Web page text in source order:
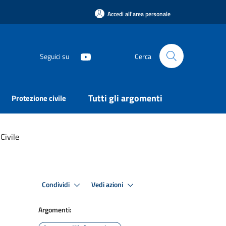
Accedi all'area personale
Seguici su Cerca
Protezione civile Tutti gli argomenti
Condividi Vedi azioni
Argomenti: